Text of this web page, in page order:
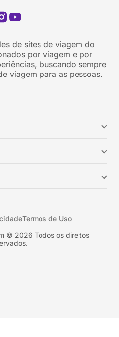
de sites de viagem do
por viagem e por
buscando sempre
viagem para as pessoas.
© 2026 Todos os direitos
Termos de Uso